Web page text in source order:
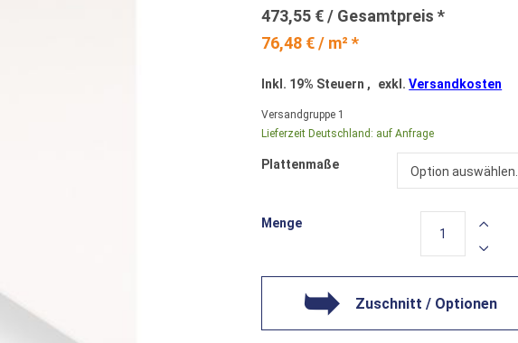
76,48 € / m² *
473,55 €
Inkl. 19% Steuern , exkl.Versandkosten
Versandgruppe 1
Lieferzeit Deutschland: auf Anfrage
Plattenmaße Option auswählen...
Menge
Zuschnitt / Optionen